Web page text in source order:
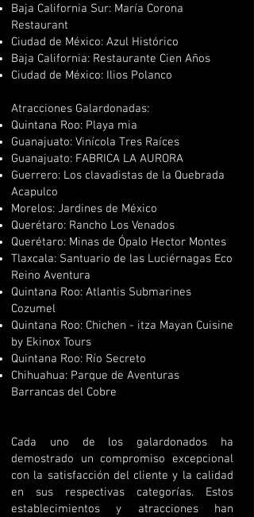
Baja California Sur: María Corona
Restaurant
Ciudad de México: Azul Histórico
Baja California: Restaurante Cien Años
Ciudad de México: Ilios Polanco
Atracciones Galardonadas:
Quintana Roo: Playa mia
Guanajuato: Vinícola Tres Raíces
Guanajuato: FABRICA LA AURORA
Guerrero: Los clavadistas de la Quebrada
Acapulco
Morelos: Jardines de México
Querétaro: Rancho Los Venados
Querétaro: Minas de Ópalo Hector Montes
Tlaxcala: Santuario de las Luciérnagas Eco
Reino Aventura
Quintana Roo: Atlantis Submarines
Cozumel
Quintana Roo: Chichen - itza Mayan Cuisine
by Ekinox Tours
Quintana Roo: Río Secreto
Chihuahua: Parque de Aventuras
Barrancas del Cobre
Cada uno de los galardonados ha
demostrado un compromiso excepcional
con la satisfacción del cliente y la calidad
en sus respectivas categorías. Estos
establecimientos y atracciones han